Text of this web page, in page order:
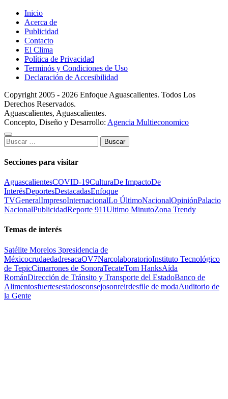
Inicio
Acerca de
Publicidad
Contacto
El Clima
Política de Privacidad
Terminós y Condiciones de Uso
Declaración de Accesibilidad
Copyright 2005 - 2026 Enfoque Aguascalientes. Todos Los
Derechos Reservados.
Aguascalientes, Aguascalientes.
Concepto, Diseño y Desarrollo: Agencia Multieconomico
Buscar:
Secciones para visitar
AguascalientesCOVID-19CulturaDe ImpactoDe
InterésDeportesDestacadasEnfoque
TVGeneralImpresoInternacionalLo ÚltimoNacionalOpiniónPalacio
NacionalPublicidadReporte 911Ultimo MinutoZona Trendy
Temas de interés
Satélite Morelos 3presidencia de
MéxicocrudaedadresacaOV7NarcolaboratorioInstituto Tecnológico
de TepicCimarrones de SonoraTecateTom HanksAída
RománDirección de Tránsito y Transporte del EstadoBanco de
Alimentosfuertesestadosconsejosonreirdesfile de modaAuditorio de
la Gente